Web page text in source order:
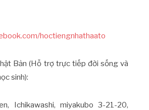
hoctiengnhathaato
Bản (Hỗ trợ trực tiếp đời sống và
sinh):
Ichikawashi, miyakubo 3-21-20,